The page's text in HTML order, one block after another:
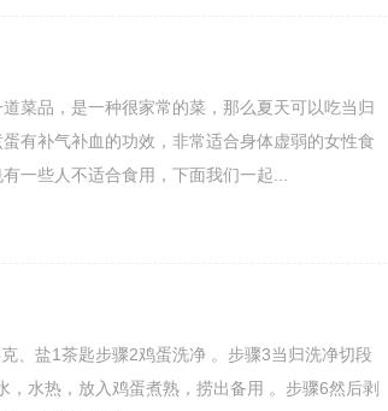
菜品，是一种很家常的菜，那么夏天可以吃当归
有补气补血的功效，非常适合身体虚弱的女性食
一些人不适合食用，下面我们一起...
、盐1茶匙步骤2鸡蛋洗净 。步骤3当归洗净切段
水热，放入鸡蛋煮熟，捞出备用 。步骤6然后剥